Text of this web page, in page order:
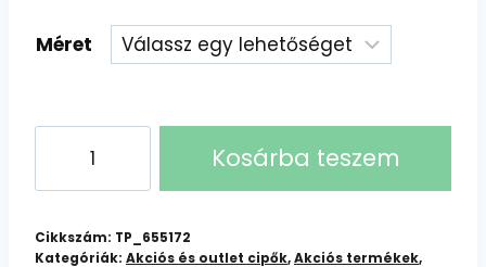
Méret
O2
SRC
Védőbakancs
Kosárba teszem
Cikkszám: TP_655172
Kategóriák: Akciós és outlet cipők,Akciós termékek,